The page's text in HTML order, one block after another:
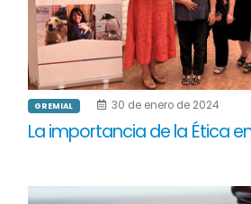
GREMIAL 30 de enero de 2024
La importancia de la Ética